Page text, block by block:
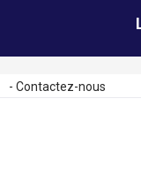
- Contactez-nous